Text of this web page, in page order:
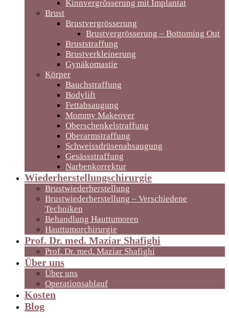
Kinnvergrösserung mit Implantat
Brust
Brustvergrösserung
Brustvergrösserung – Bottoming Out
Bruststraffung
Brustverkleinerung
Gynäkomastie
Körper
Bauchstraffung
Bodylift
Fettabsaugung
Mommy Makeover
Oberschenkelstraffung
Oberarmstraffung
Schweissdrüsenabsaugung
Gesässstraffung
Narbenkorrektur
Wiederherstellungschirurgie
Brustwiederherstellung
Brustwiederherstellung – Verschiedene
Techniken
Behandlung Hauttumoren
Hauttumorchirurgie
Prof. Dr. med. Maziar Shafighi
Prof. Dr. med. Maziar Shafighi
Über uns
Über uns
Operationsablauf
Kosten
Blog